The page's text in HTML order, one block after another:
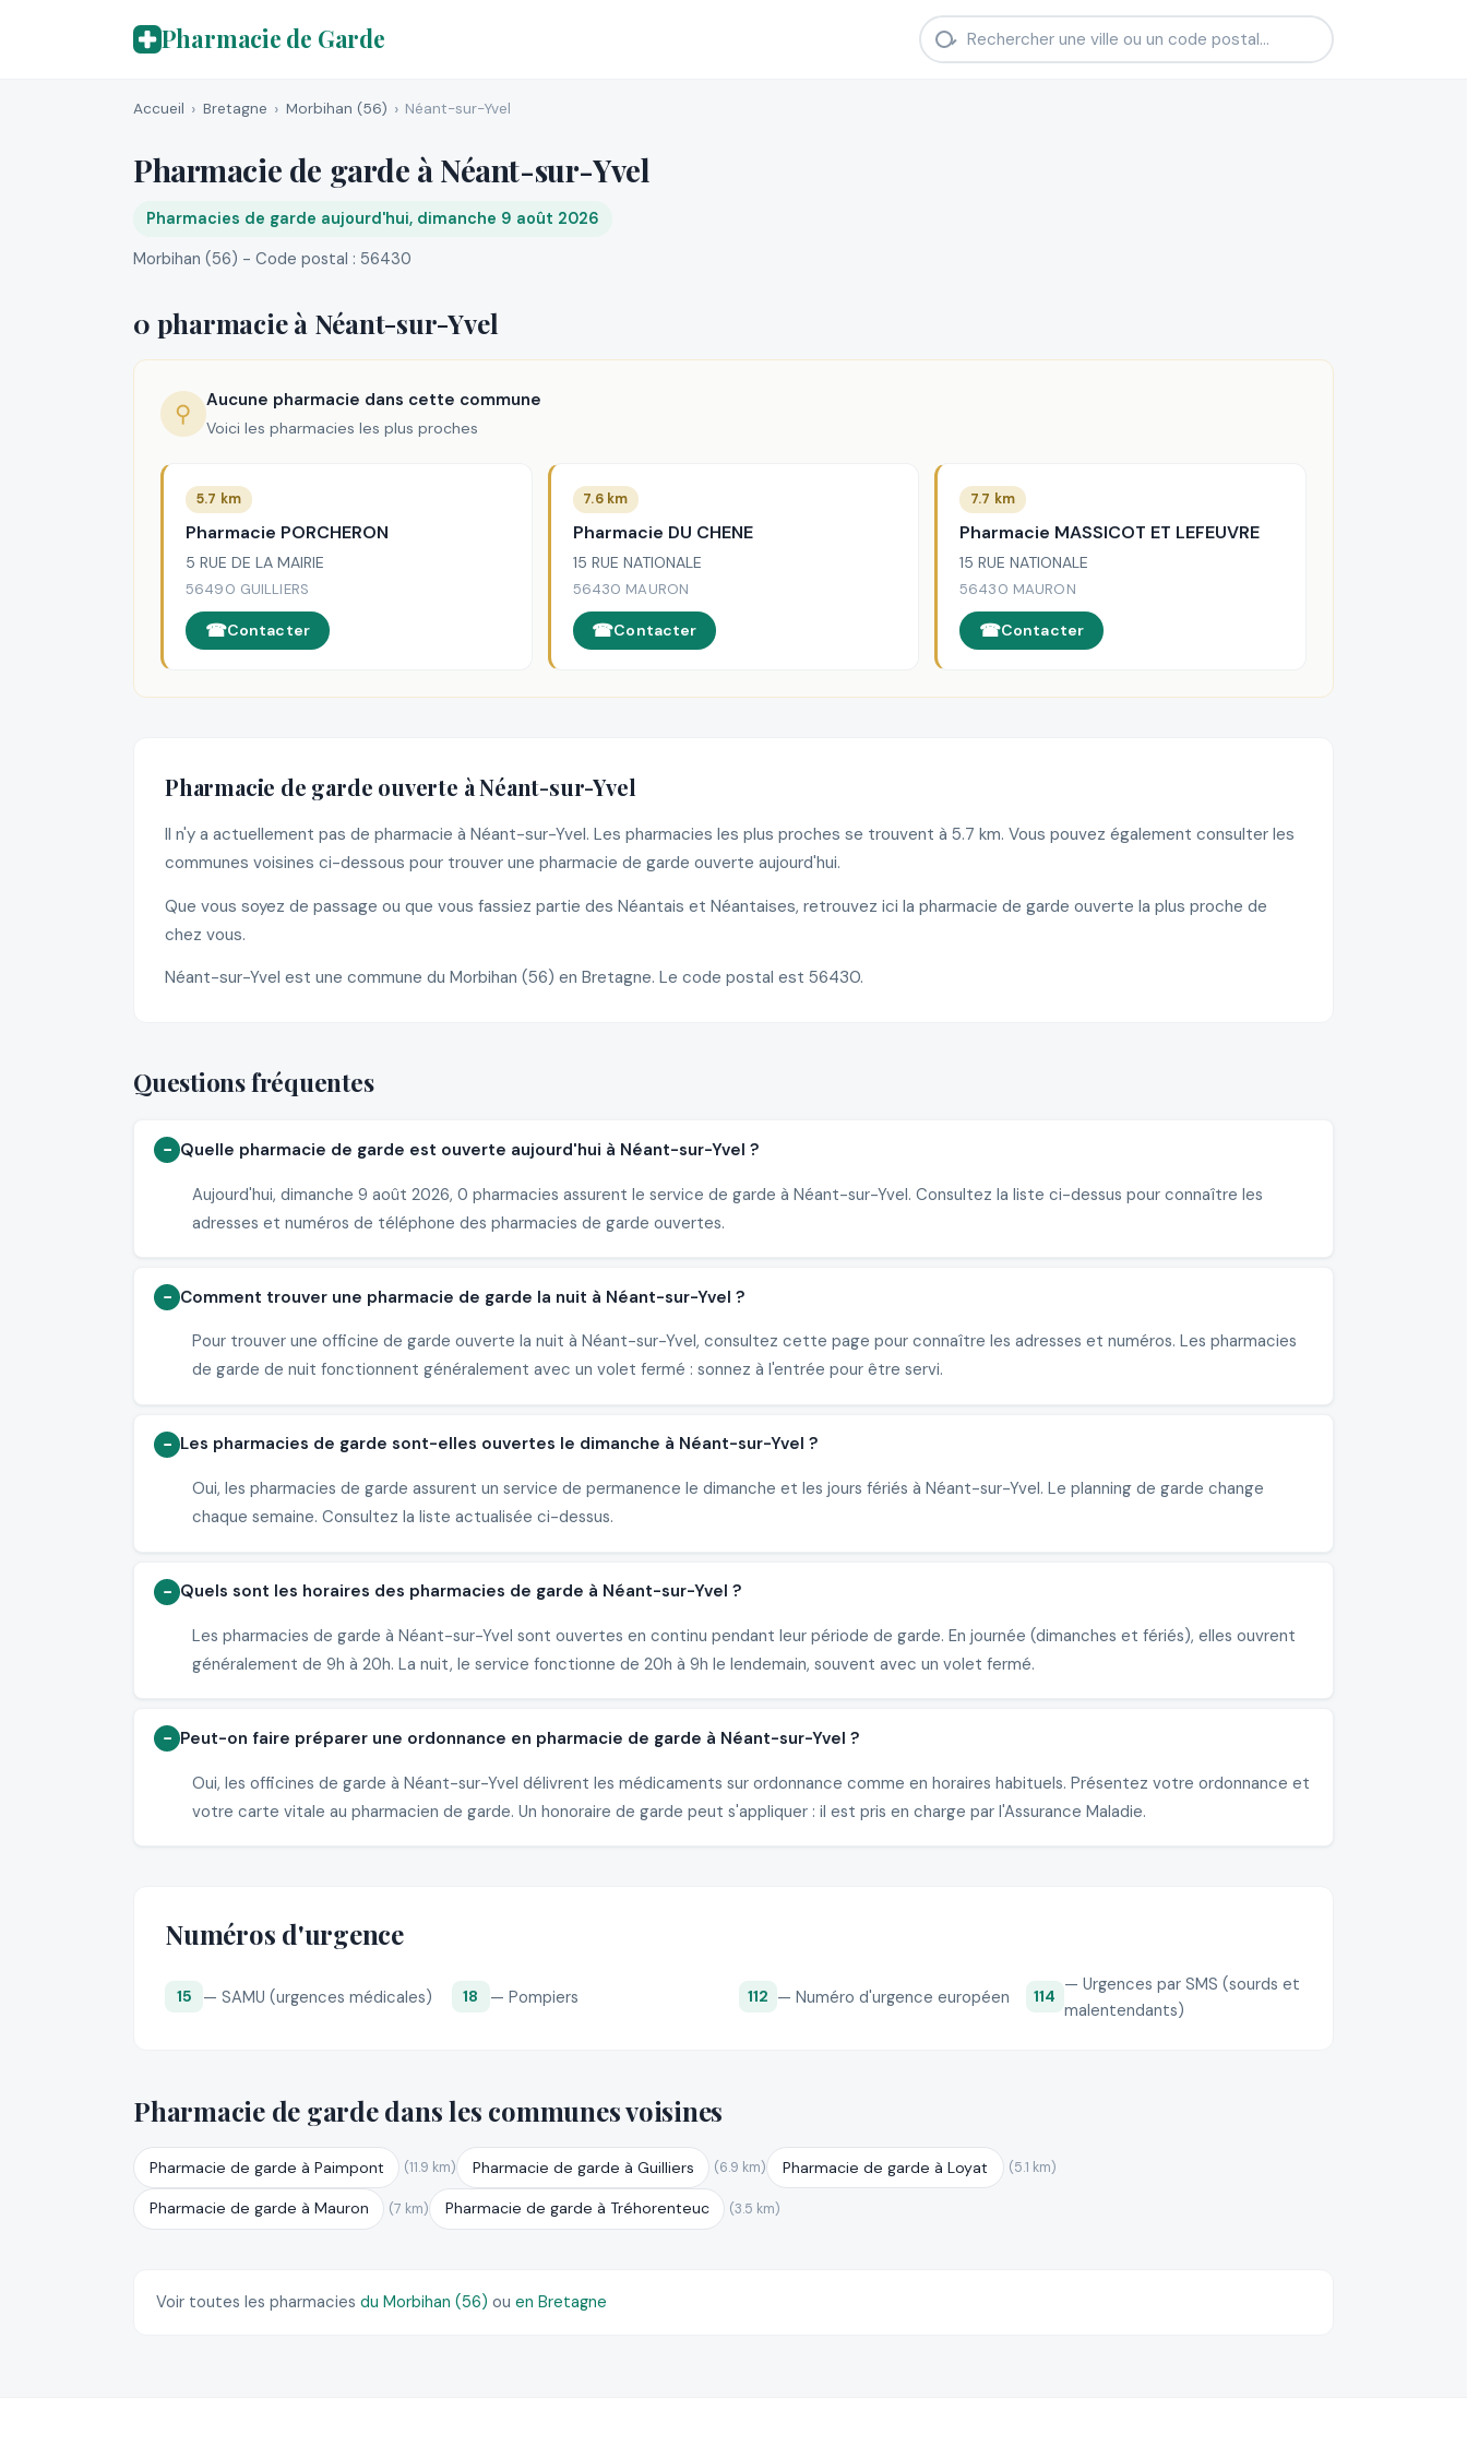
Pharmacie de Garde
Accueil Bretagne Morbihan (56) Néant-sur-Yvel
Pharmacie de garde à Néant-sur-Yvel
Pharmacies de garde aujourd'hui, dimanche 9 août 2026
Morbihan (56) - Code postal : 56430
0 pharmacie à Néant-sur-Yvel
⚲ Aucune pharmacie dans cette commune
Voici les pharmacies les plus proches
5.7 km
Pharmacie PORCHERON
5 RUE DE LA MAIRIE
56490 GUILLIERS
Contacter
7.6 km
Pharmacie DU CHENE
15 RUE NATIONALE
56430 MAURON
Contacter
7.7 km
Pharmacie MASSICOT ET LEFEUVRE
15 RUE NATIONALE
56430 MAURON
Contacter
Pharmacie de garde ouverte à Néant-sur-Yvel
Il n'y a actuellement pas de pharmacie à Néant-sur-Yvel. Les pharmacies les plus proches se trouvent à 5.7 km. Vous pouvez également consulter les
communes voisines ci-dessous pour trouver une pharmacie de garde ouverte aujourd'hui.
Que vous soyez de passage ou que vous fassiez partie des Néantais et Néantaises, retrouvez ici la pharmacie de garde ouverte la plus proche de
chez vous.
Néant-sur-Yvel est une commune du Morbihan (56) en Bretagne. Le code postal est 56430.
Questions fréquentes
Quelle pharmacie de garde est ouverte aujourd'hui à Néant-sur-Yvel ?
Aujourd'hui, dimanche 9 août 2026, 0 pharmacies assurent le service de garde à Néant-sur-Yvel. Consultez la liste ci-dessus pour connaître les
adresses et numéros de téléphone des pharmacies de garde ouvertes.
Comment trouver une pharmacie de garde la nuit à Néant-sur-Yvel ?
Pour trouver une officine de garde ouverte la nuit à Néant-sur-Yvel, consultez cette page pour connaître les adresses et numéros. Les pharmacies
de garde de nuit fonctionnent généralement avec un volet fermé : sonnez à l'entrée pour être servi.
Les pharmacies de garde sont-elles ouvertes le dimanche à Néant-sur-Yvel ?
Oui, les pharmacies de garde assurent un service de permanence le dimanche et les jours fériés à Néant-sur-Yvel. Le planning de garde change
chaque semaine. Consultez la liste actualisée ci-dessus.
Quels sont les horaires des pharmacies de garde à Néant-sur-Yvel ?
Les pharmacies de garde à Néant-sur-Yvel sont ouvertes en continu pendant leur période de garde. En journée (dimanches et fériés), elles ouvrent
généralement de 9h à 20h. La nuit, le service fonctionne de 20h à 9h le lendemain, souvent avec un volet fermé.
Peut-on faire préparer une ordonnance en pharmacie de garde à Néant-sur-Yvel ?
Oui, les officines de garde à Néant-sur-Yvel délivrent les médicaments sur ordonnance comme en horaires habituels. Présentez votre ordonnance et
votre carte vitale au pharmacien de garde. Un honoraire de garde peut s'appliquer : il est pris en charge par l'Assurance Maladie.
Numéros d'urgence
15 — SAMU (urgences médicales) 18 — Pompiers 112 — Numéro d'urgence européen 114
— Urgences par SMS (sourds et
malentendants)
Pharmacie de garde dans les communes voisines
Pharmacie de garde à Paimpont (11.9 km) Pharmacie de garde à Guilliers (6.9 km) Pharmacie de garde à Loyat (5.1 km)
Pharmacie de garde à Mauron (7 km) Pharmacie de garde à Tréhorenteuc (3.5 km)
Voir toutes les pharmacies du Morbihan (56) ou en Bretagne